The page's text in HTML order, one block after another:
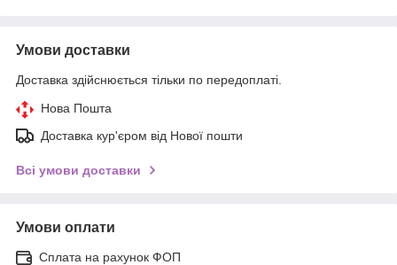
Умови доставки
Доставка здійснюється тільки по передоплаті.
Нова Пошта
Доставка кур'єром від Нової пошти
Всі умови доставки
Умови оплати
Сплата на рахунок ФОП